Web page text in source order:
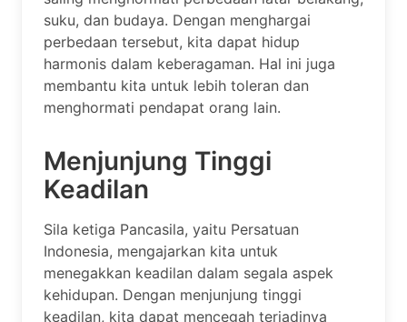
suku, dan budaya. Dengan menghargai
perbedaan tersebut, kita dapat hidup
harmonis dalam keberagaman. Hal ini juga
membantu kita untuk lebih toleran dan
menghormati pendapat orang lain.
Menjunjung Tinggi
Keadilan
Sila ketiga Pancasila, yaitu Persatuan
Indonesia, mengajarkan kita untuk
menegakkan keadilan dalam segala aspek
kehidupan. Dengan menjunjung tinggi
keadilan, kita dapat mencegah terjadinya